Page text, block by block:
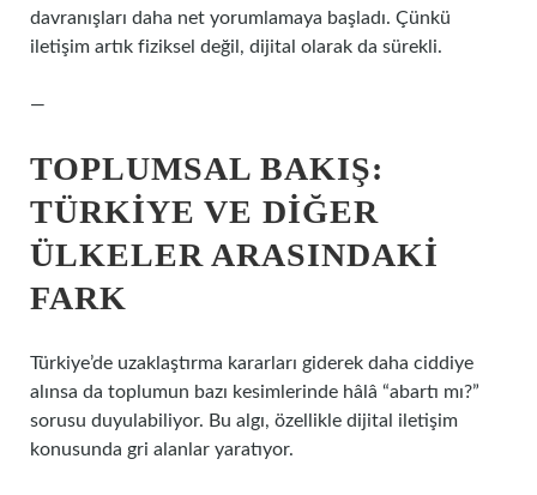
davranışları daha net yorumlamaya başladı. Çünkü
iletişim artık fiziksel değil, dijital olarak da sürekli.
—
TOPLUMSAL BAKIŞ:
TÜRKIYE VE DIĞER
ÜLKELER ARASINDAKI
FARK
Türkiye’de uzaklaştırma kararları giderek daha ciddiye
alınsa da toplumun bazı kesimlerinde hâlâ “abartı mı?”
sorusu duyulabiliyor. Bu algı, özellikle dijital iletişim
konusunda gri alanlar yaratıyor.